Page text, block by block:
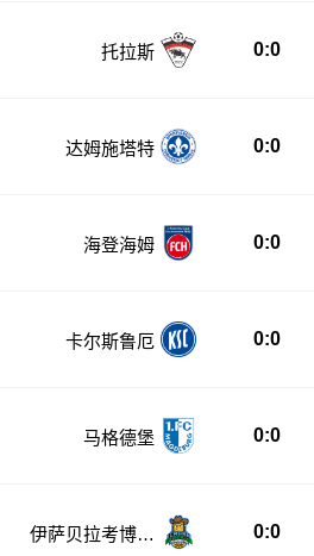
托拉斯 0:0
达姆施塔特 0:0
海登海姆 0:0
卡尔斯鲁厄 0:0
马格德堡 0:0
伊萨贝拉考博伊
0:0